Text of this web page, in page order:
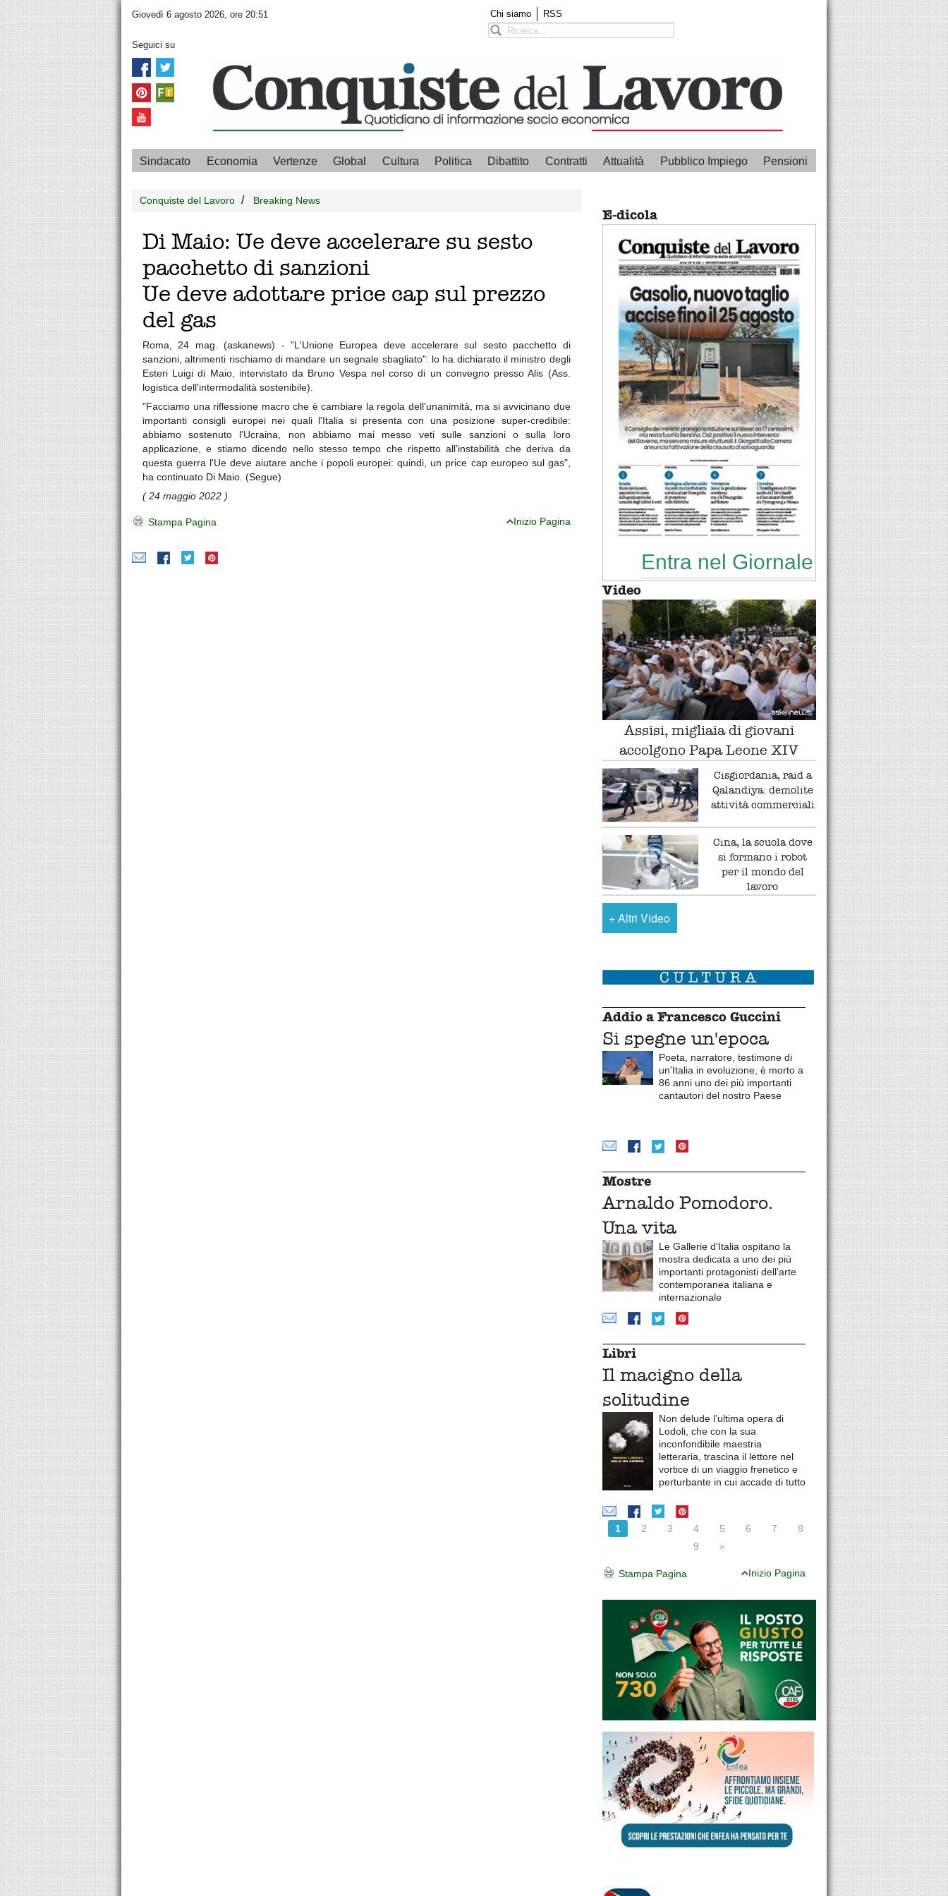
Giovedì 6 agosto 2026, ore 20:51 Chi siamo RSS
Seguici su
Sindacato Economia Vertenze Global Cultura Politica Dibattito Contratti Attualità Pubblico Impiego Pensioni
Conquiste del Lavoro Breaking News
Di Maio: Ue deve accelerare su sesto
pacchetto di sanzioni
Ue deve adottare price cap sul prezzo
del gas
Roma, 24 mag. (askanews) - "L'Unione Europea deve accelerare sul sesto pacchetto di
sanzioni, altrimenti rischiamo di mandare un segnale sbagliato": lo ha dichiarato il ministro degli
Esteri Luigi di Maio, intervistato da Bruno Vespa nel corso di un convegno presso Alis (Ass.
logistica dell'intermodalità sostenibile).
"Facciamo una riflessione macro che è cambiare la regola dell'unanimità, ma si avvicinano due
importanti consigli europei nei quali l'Italia si presenta con una posizione super-credibile:
abbiamo sostenuto l'Ucraina, non abbiamo mai messo veti sulle sanzioni o sulla loro
applicazione, e stiamo dicendo nello stesso tempo che rispetto all'instabilità che deriva da
questa guerra l'Ue deve aiutare anche i popoli europei: quindi, un price cap europeo sul gas",
ha continuato Di Maio. (Segue)
( 24 maggio 2022 )
Stampa Pagina Inizio Pagina
E-dicola
Entra nel Giornale
Video
Assisi, migliaia di giovani
accolgono Papa Leone XIV
Cisgiordania, raid a
Qalandiya: demolite
attività commerciali
Cina, la scuola dove
si formano i robot
per il mondo del
lavoro
+Altri Video
Addio a Francesco Guccini
Si spegne un'epoca
Poeta, narratore, testimone di
un'Italia in evoluzione, è morto a
86 anni uno dei più importanti
cantautori del nostro Paese
Mostre
Arnaldo Pomodoro.
Una vita
Le Gallerie d'Italia ospitano la
mostra dedicata a uno dei più
importanti protagonisti dell’arte
contemporanea italiana e
internazionale
Libri
Il macigno della
solitudine
Non delude l’ultima opera di
Lodoli, che con la sua
inconfondibile maestria
letteraria, trascina il lettore nel
vortice di un viaggio frenetico e
perturbante in cui accade di tutto
1 2 3 4 5 6 7
8
9
»
Stampa Pagina Inizio Pagina